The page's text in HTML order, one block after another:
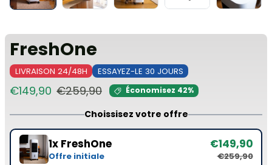
FreshOne
LIVRAISON 24/48H ESSAYEZ-LE 30 JOURS
Prix de vente
€149,90 Prix habituel
€259,90 Économisez 42%
Choissisez votre offre
1x FreshOne
Offre initiale
€149,90
€259,90